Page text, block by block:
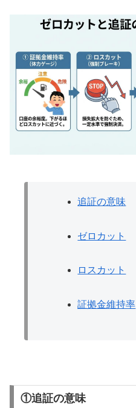
追証の意味
ゼロカット
ロスカット
証拠金維持率
①追証の意味